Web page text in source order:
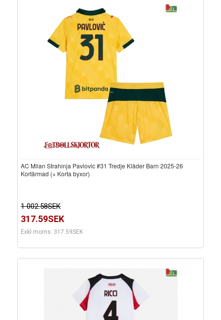
AC Milan Strahinja Pavlovic #31 Tredje Kläder Barn 2025-26
Kortärmad (+ Korta byxor)
1 002.58SEK
317.59SEK
Exkl moms: 317.59SEK